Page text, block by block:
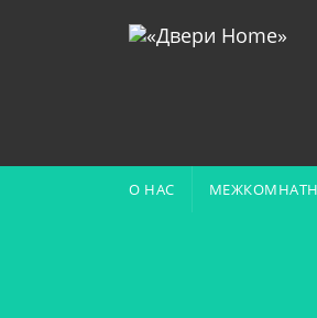
О НАС